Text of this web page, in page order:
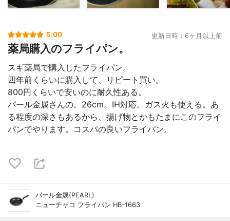
5.00 更新日時：6ヶ月以上前
薬局購入のフライパン。
スギ薬局で購入したフライパン。
四年前くらいに購入して、リピート買い。
800円くらいで安いのに耐久性ある。
パール金属さんの。26cm。IH対応。ガス火も使える。あ
る程度の深さもあるから、揚げ物とかもたまにこのフライ
パンでやります。コスパの良いフライパン。
パール金属(PEARL)
ニューチャコ フライパン HB-1663